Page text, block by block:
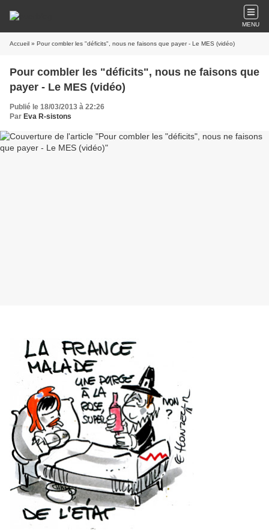
MENU
Accueil » Pour combler les "déficits", nous ne faisons que payer - Le MES (vidéo)
Pour combler les "déficits", nous ne faisons que
payer - Le MES (vidéo)
Publié le 18/03/2013 à 22:26
Par Eva R-sistons